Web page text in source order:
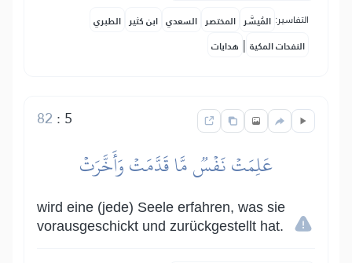
التفاسير: المُيسَّر المختصر السعدي ابن كثير الطبري
النفحات المكية | هدايات
5
:
82
عَلِمَتۡ نَفۡسٞ مَّا قَدَّمَتۡ وَأَخَّرَتۡ
wird eine (jede) Seele erfahren, was sie
vorausgeschickt und zurückgestellt hat.